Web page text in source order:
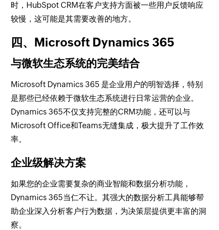
时，HubSpot CRM在客户支持方面被一些用户反馈响应
较慢，这可能是其需要改善的地方。
四、Microsoft Dynamics 365
与微软生态系统的完美结合
Microsoft Dynamics 365 是企业用户的明智选择，特别
是那些已经依赖于微软生态系统进行日常运营的企业。
Dynamics 365不仅支持完整的CRM功能，还可以与
Microsoft Office和Teams无缝集成，极大提升了工作效
率。
企业级解决方案
如果您的企业需要复杂的商业智能和数据分析功能，
Dynamics 365当仁不让。其强大的数据分析工具能够帮
助企业深入分析客户行为数据，为决策层提供更丰富的洞
察。